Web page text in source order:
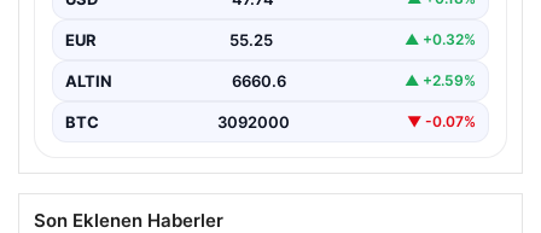
Günümüzde birçok…
EUR 55.25 ▲ +0.32%
ALTIN 6660.6 ▲ +2.59%
BTC 3092000 ▼ -0.07%
Son Eklenen Haberler